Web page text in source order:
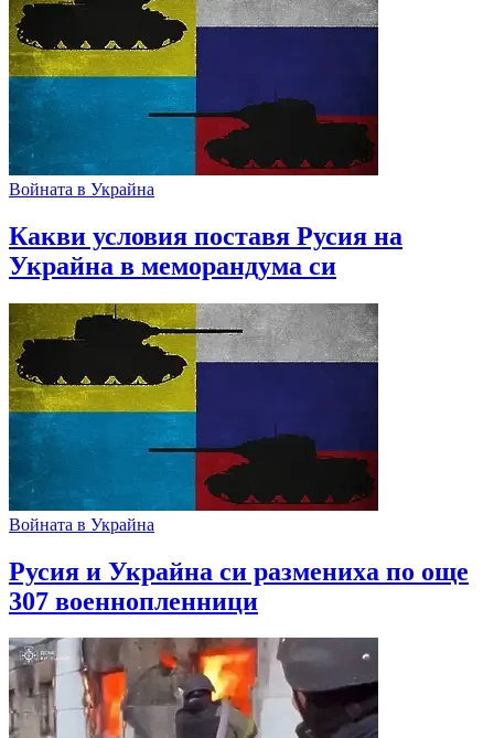
Войната в Украйна
Какви условия поставя Русия на
Украйна в меморандума си
Войната в Украйна
Русия и Украйна си размениха по още
307 военнопленници